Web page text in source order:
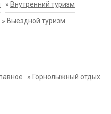
» Внутренний туризм
» Выездной туризм
» Горнолыжный отдых